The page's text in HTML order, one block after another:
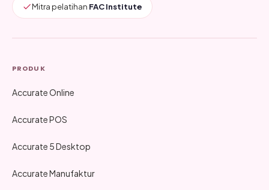
Mitra pelatihan FAC Institute
PRODUK
Accurate Online
Accurate POS
Accurate 5 Desktop
Accurate Manufaktur